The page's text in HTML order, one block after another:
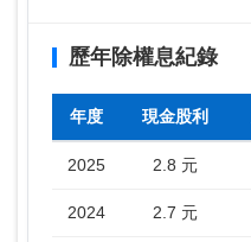
歷年除權息紀錄
年度 現金股利
2025 2.8 元
2024 2.7 元